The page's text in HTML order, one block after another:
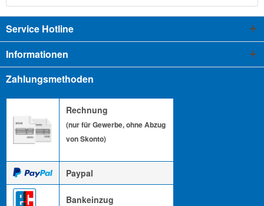
Service Hotline
Informationen
Zahlungsmethoden
Rechnung
(nur für Gewerbe, ohne Abzug
von Skonto)
Paypal
Bankeinzug